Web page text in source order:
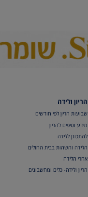
הריון ולידה
שבועות הריון לפי חודשים
מידע וטיפים להריון
להתכונן ללידה
הלידה והשהות בבית החולים
אחרי הלידה
הריון ולידה- כלים ומחשבונים